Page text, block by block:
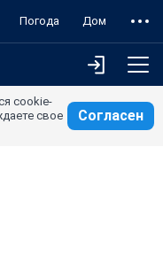
Погода Дом
cookie-
свое
Согласен